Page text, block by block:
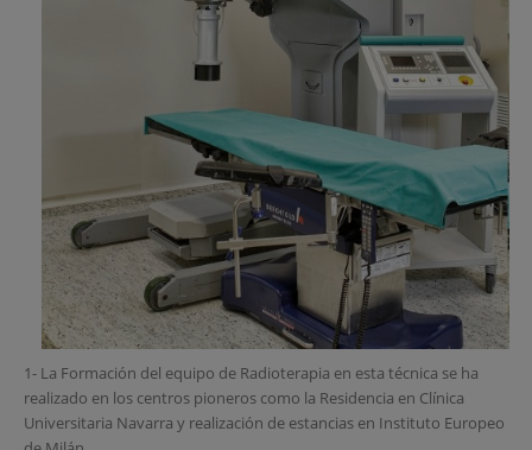
1- La Formación del equipo de Radioterapia en esta técnica se ha
realizado en los centros pioneros como la Residencia en Clínica
Universitaria Navarra y realización de estancias en Instituto Europeo